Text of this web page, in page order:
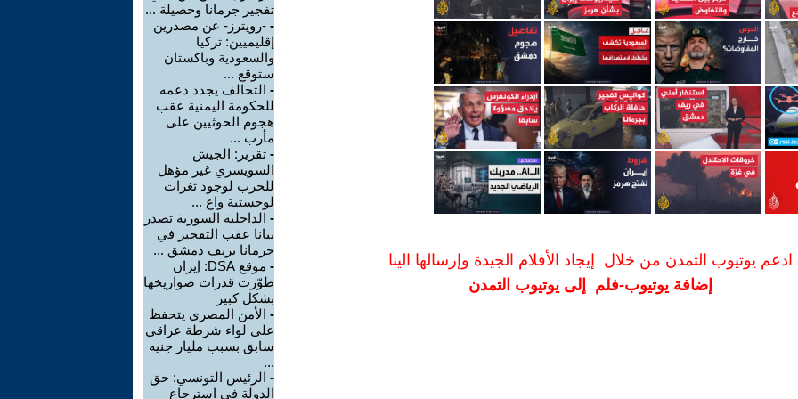
ادعم يوتيوب التمدن من خلال إيجاد الأفلام الجيدة وإرسالها الينا
إضافة يوتيوب-فلم إلى يوتيوب التمدن
تفجير جرمانا وحصيلة ...
- -رويترز- عن مصدرين
إقليميين: تركيا
والسعودية وباكستان
ستوقع ...
- التحالف يجدد دعمه
للحكومة اليمنية عقب
هجوم الحوثيين على
مأرب ...
- تقرير: الجيش
السويسري غير مؤهل
للحرب لوجود ثغرات
لوجستية واع ...
- الداخلية السورية تصدر
بيانا عقب التفجير في
جرمانا بريف دمشق ...
-
موقع DSA: إيران
طوّرت قدرات صواريخها
بشكل كبير
- الأمن المصري يتحفظ
على لواء شرطة عراقي
سابق بسبب مليار جنيه
...
- الرئيس التونسي: حق
الدولة في استرجاع